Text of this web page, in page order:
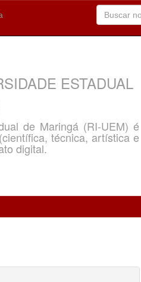
ESTADUAL
de Maringá (RI-UEM) é
técnica, artística e
digital.